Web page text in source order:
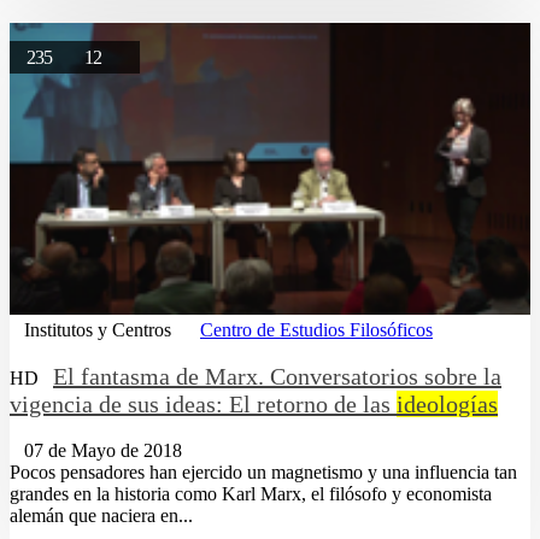
235 12
Institutos y Centros Centro de Estudios Filosóficos
HD
El fantasma de Marx. Conversatorios sobre la
vigencia de sus ideas: El retorno de las ideologías
07 de Mayo de 2018
Pocos pensadores han ejercido un magnetismo y una influencia tan
grandes en la historia como Karl Marx, el filósofo y economista
alemán que naciera en...